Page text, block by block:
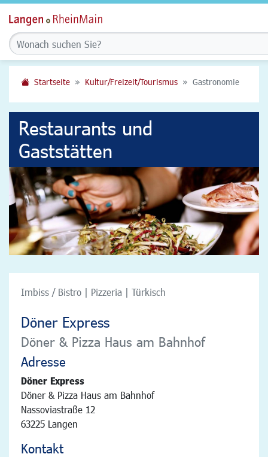
Startseite Kultur/Freizeit/Tourismus Gastronomie
Restaurants und
Gaststätten
Imbiss / Bistro | Pizzeria | Türkisch
Döner Express
Döner & Pizza Haus am Bahnhof
Adresse
Döner Express
Döner & Pizza Haus am Bahnhof
Nassoviastraße 12
63225 Langen
Kontakt